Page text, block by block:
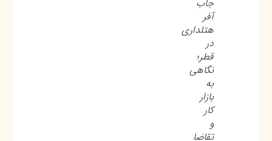
جاب
آفر
هتلداری
در
قطر؛
نگاهی
به
بازار
کار
و
تقاضا